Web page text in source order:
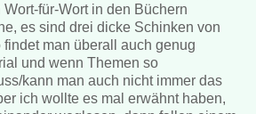
für-Wort in den Büchern
es sind drei dicke Schinken von
man überall auch genug
und wenn Themen so
kann man auch nicht immer das
ich wollte es mal erwähnt haben,